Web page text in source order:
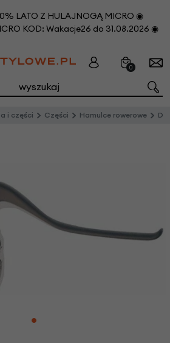
LATO Z HULAJNOGĄ MICRO ◉
KOD: Wakacje26 do 31.08.2026 ◉
0
i części Części Hamulce rowerowe